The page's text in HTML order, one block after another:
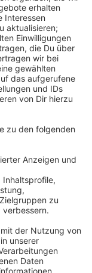
zu buchen, da
gibt. Auch das
Büttgen gibt
die Preise
Last-Minute-
wird
miteinander zu
Preis-
die Reisedauer
Group.
Schnitt
bei FeWo-
inserierte